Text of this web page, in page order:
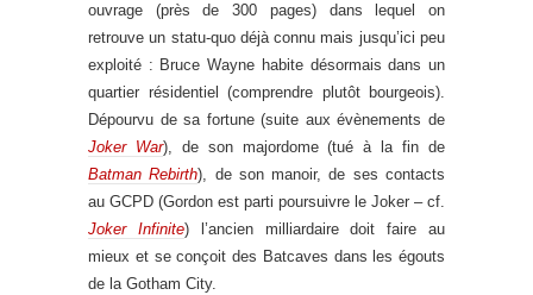
ouvrage (près de 300 pages) dans lequel on
retrouve un statu-quo déjà connu mais jusqu’ici peu
exploité : Bruce Wayne habite désormais dans un
quartier résidentiel (comprendre plutôt bourgeois).
Dépourvu de sa fortune (suite aux évènements de
Joker War), de son majordome (tué à la fin de
Batman Rebirth), de son manoir, de ses contacts
au GCPD (Gordon est parti poursuivre le Joker – cf.
Joker Infinite) l’ancien milliardaire doit faire au
mieux et se conçoit des Batcaves dans les égouts
de la Gotham City.